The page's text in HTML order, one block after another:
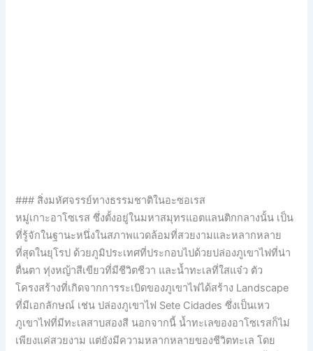
### สิ่งมหัศจรรย์ทางธรรมชาติในอะซอเรส
หมู่เกาะอาโซเรส ซึ่งตั้งอยู่ในมหาสมุทรแอตแลนติกกลางนั้น เป็น
ที่รู้จักในฐานะหนึ่งในสภาพแวดล้อมที่สวยงามและหลากหลาย
ที่สุดในยุโรป ด้วยภูมิประเทศที่ประกอบไปด้วยปล่องภูเขาไฟที่น่า
ตื่นตา ทุ่งหญ้าสีเขียวที่มีชีวิตชีวา และน้ำทะเลที่ใสแจ๋ว ตัว
โครงสร้างที่เกิดจากการระเบิดของภูเขาไฟได้สร้าง Landscape
ที่มีเอกลักษณ์ เช่น ปล่องภูเขาไฟ Sete Cidades ซึ่งเป็นเหว
ภูเขาไฟที่มีทะเลสาบสองสี นอกจากนี้ น้ำทะเลของอาโซเรสก็ไม่
เพียงแค่สวยงาม แต่ยังมีความหลากหลายของชีวิตทะเล โดย